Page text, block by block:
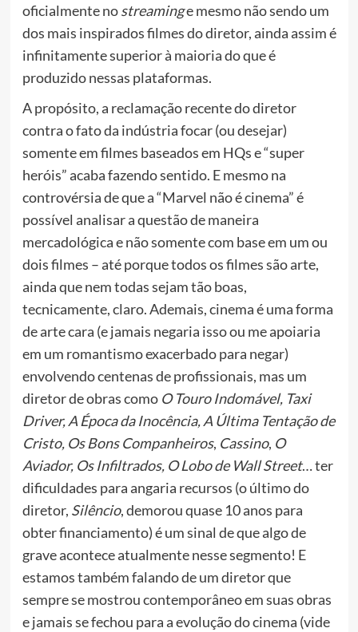
oficialmente nostreaminge mesmo não sendo um
dos mais inspirados filmes do diretor, ainda assim é
infinitamente superior à maioria do que é
produzido nessas plataformas.
A propósito, a reclamação recente do diretor
contra o fato da indústria focar (ou desejar)
somente em filmes baseados em HQs e “super
heróis” acaba fazendo sentido. E mesmo na
controvérsia de que a “Marvel não é cinema” é
possível analisar a questão de maneira
mercadológica e não somente com base em um ou
dois filmes – até porque todos os filmes são arte,
ainda que nem todas sejam tão boas,
tecnicamente, claro. Ademais, cinema é uma forma
de arte cara (e jamais negaria isso ou me apoiaria
em um romantismo exacerbado para negar)
envolvendo centenas de profissionais, mas um
diretor de obras comoO Touro Indomável, Taxi
Driver, A Época da Inocência, A Última Tentação de
Cristo, Os Bons Companheiros, Cassino, O
Aviador, Os Infiltrados, O Lobo de Wall Street… ter
dificuldades para angaria recursos (o último do
diretor, Silêncio, demorou quase 10 anos para
obter financiamento) é um sinal de que algo de
grave acontece atualmente nesse segmento! E
estamos também falando de um diretor que
sempre se mostrou contemporâneo em suas obras
e jamais se fechou para a evolução do cinema (vide